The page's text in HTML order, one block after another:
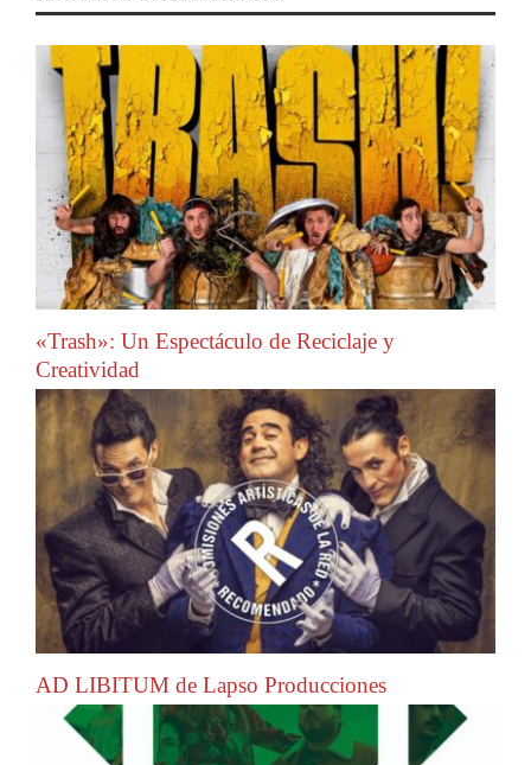
«Trash»: Un Espectáculo de Reciclaje y
Creatividad
AD LIBITUM de Lapso Producciones